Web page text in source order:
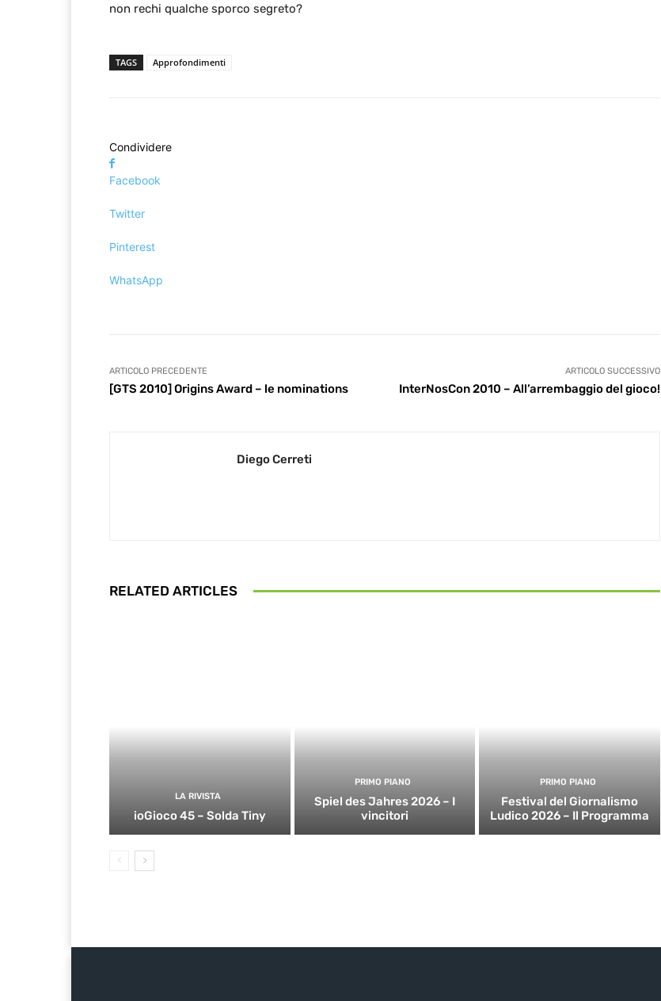
non rechi qualche sporco segreto?
TAGS Approfondimenti
Condividere
Facebook
Twitter
Pinterest
WhatsApp
ARTICOLO PRECEDENTE
[GTS 2010] Origins Award – le nominations
ARTICOLO SUCCESSIVO
InterNosCon 2010 – All’arrembaggio del gioco!
Diego Cerreti
RELATED ARTICLES
LA RIVISTA
ioGioco 45 – Solda Tiny
PRIMO PIANO
Spiel des Jahres 2026 – I
vincitori
PRIMO PIANO
Festival del Giornalismo
Ludico 2026 – Il Programma